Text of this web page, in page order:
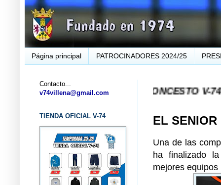
Página principal PATROCINADORES 2024/25
... CLUB BALONCESTO V-74
EL SENIOR
Una de las
ha finalizado
mejores
Contacto...
v74villena@gmail.com
TIENDA OFICIAL V-74